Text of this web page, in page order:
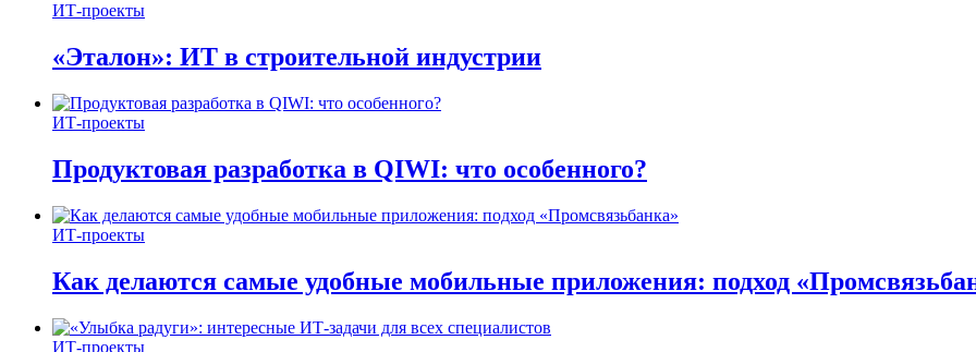
ИТ-проекты
«Эталон»: ИТ в строительной индустрии
ИТ-проекты
Продуктовая разработка в QIWI: что особенного?
ИТ-проекты
Как делаются самые удобные мобильные приложения: подход
ИТ-проекты